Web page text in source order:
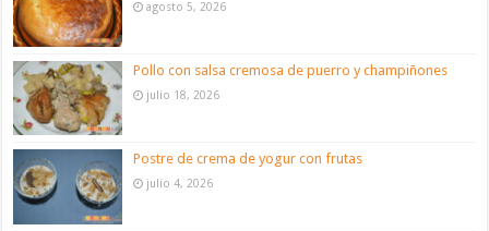
agosto 5, 2026
Pollo con salsa cremosa de puerro y champiñones
julio 18, 2026
Postre de crema de yogur con frutas
julio 4, 2026